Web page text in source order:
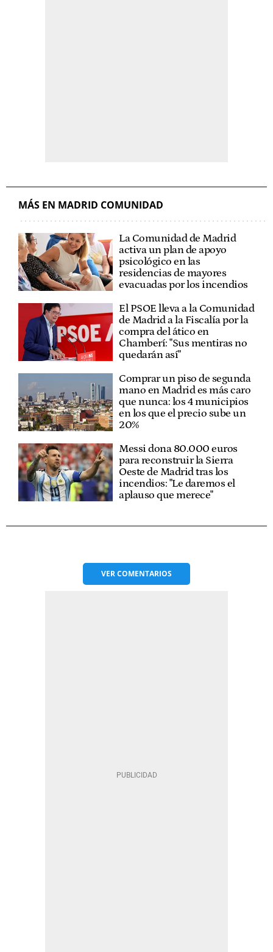
MÁS EN MADRID COMUNIDAD
La Comunidad de Madrid
activa un plan de apoyo
psicológico en las
residencias de mayores
evacuadas por los incendios
El PSOE lleva a la Comunidad
de Madrid a la Fiscalía por la
compra del ático en
Chamberí: "Sus mentiras no
quedarán así"
Comprar un piso de segunda
mano en Madrid es más caro
que nunca: los 4 municipios
en los que el precio sube un
20%
Messi dona 80.000 euros
para reconstruir la Sierra
Oeste de Madrid tras los
incendios: "Le daremos el
aplauso que merece"
VERCOMENTARIOS